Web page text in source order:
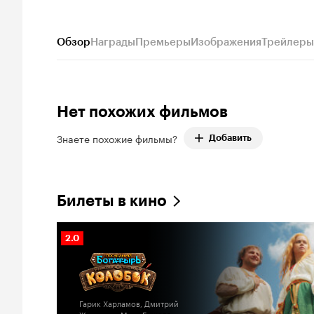
ОбзорНаградыПремьерыИзображенияТрейлеры
Нет похожих фильмов
Знаете похожие фильмы? Добавить
Билеты в кино
Рейтинг
Кинопоиска
2.0
Гарик Харламов, Дмитрий